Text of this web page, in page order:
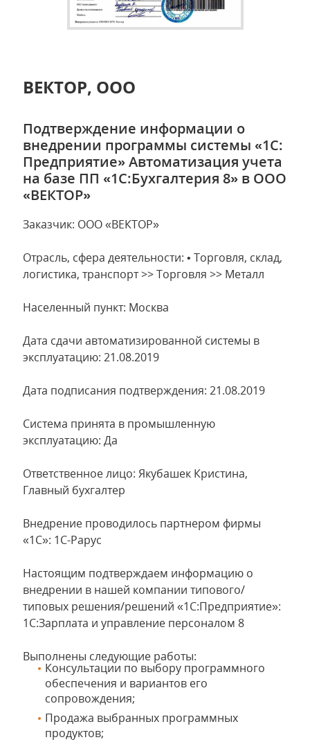
ВЕКТОР, ООО
Подтверждение информации о
внедрении программы системы «1С:
Предприятие» Автоматизация учета
на базе ПП «1С:Бухгалтерия 8» в ООО
«ВЕКТОР»
Заказчик: ООО «ВЕКТОР»
Отрасль, сфера деятельности: • Торговля, склад,
логистика, транспорт >> Торговля >> Металл
Населенный пункт: Москва
Дата сдачи автоматизированной системы в
эксплуатацию: 21.08.2019
Дата подписания подтверждения: 21.08.2019
Система принята в промышленную
эксплуатацию: Да
Ответственное лицо: Якубашек Кристина,
Главный бухгалтер
Внедрение проводилось партнером фирмы
«1С»: 1С-Рарус
Настоящим подтверждаем информацию о
внедрении в нашей компании типового/
типовых решения/решений «1С:Предприятие»:
1С:Зарплата и управление персоналом 8
Выполнены следующие работы:
Консультации по выбору программного
обеспечения и вариантов его
сопровождения;
Продажа выбранных программных
продуктов;